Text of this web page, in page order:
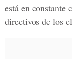
está en constante
directivos de los